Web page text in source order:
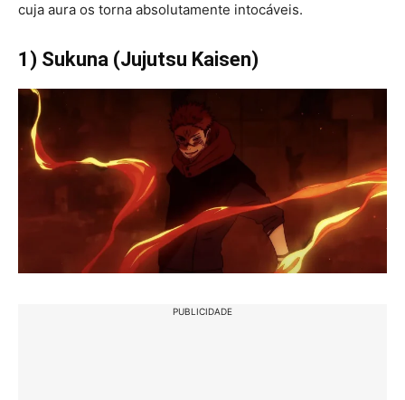
cuja aura os torna absolutamente intocáveis.
1) Sukuna (Jujutsu Kaisen)
PUBLICIDADE